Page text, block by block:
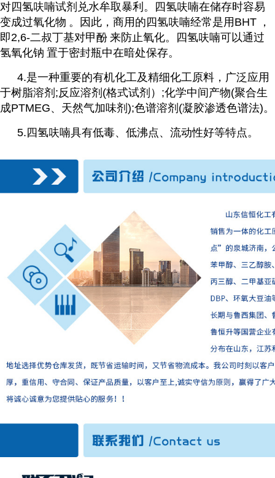
对四氢呋喃试剂兑水牟取暴利。四氢呋喃在储存时容易
变成过氧化物 。因此，商用的四氢呋喃经常是用 BHT ，
即2,6-二叔丁基对甲酚 来防止氧化。四氢呋喃可以通过
氢氧化钠 置于密封瓶中在暗处保存。
4.是一种重要的有机化工及精细化工原料，广泛应用
于树脂溶剂 ;反应溶剂(格式试剂） ;化学中间产物(聚合生
成PTMEG、天然气加味剂);色谱溶剂(凝胶渗透色谱法)。
5.四氢呋喃具有低毒、低沸点、流动性好等特点。